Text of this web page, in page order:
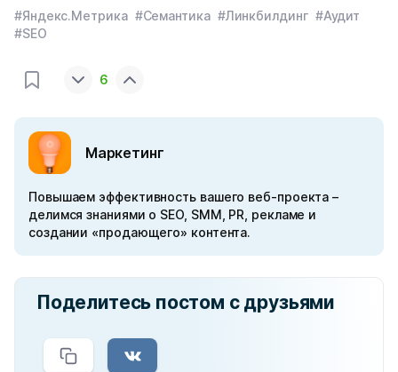
#Яндекс.Метрика #Семантика #Линкбилдинг #Аудит
#SEO
6
Маркетинг
Повышаем эффективность вашего веб-проекта –
делимся знаниями о SEO, SMM, PR, рекламе и
создании «продающего» контента.
Поделитесь постом с друзьями